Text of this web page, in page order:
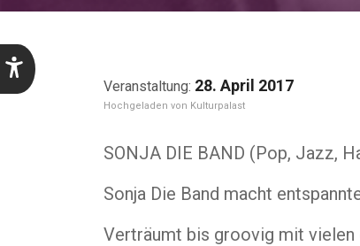
28. April 2017
Kulturpalast
SONJA DIE BAND (Pop, Jazz,
Sonja Die Band macht
Verträumt bis groovig mit vielen